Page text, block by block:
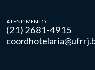
ATENDIMENTO
(21) 2681-4915